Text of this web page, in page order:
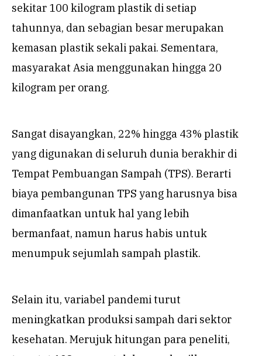
sekitar 100 kilogram plastik di setiap
tahunnya, dan sebagian besar merupakan
kemasan plastik sekali pakai. Sementara,
masyarakat Asia menggunakan hingga 20
kilogram per orang.
Sangat disayangkan, 22% hingga 43% plastik
yang digunakan di seluruh dunia berakhir di
Tempat Pembuangan Sampah (TPS). Berarti
biaya pembangunan TPS yang harusnya bisa
dimanfaatkan untuk hal yang lebih
bermanfaat, namun harus habis untuk
menumpuk sejumlah sampah plastik.
Selain itu, variabel pandemi turut
meningkatkan produksi sampah dari sektor
kesehatan. Merujuk hitungan para peneliti,